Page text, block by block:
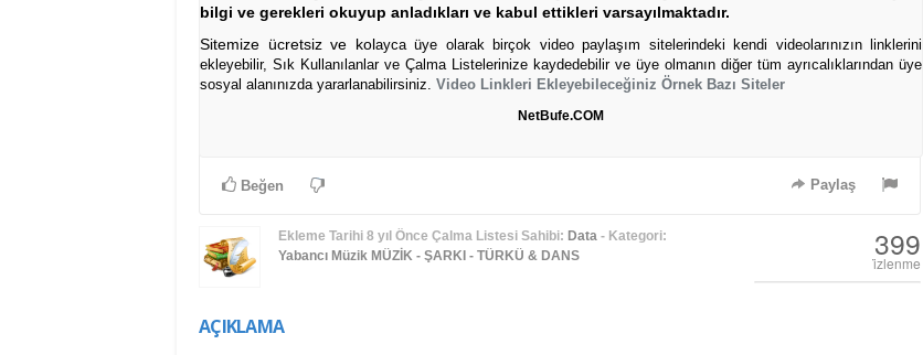
bilgi ve gerekleri okuyup anladıkları ve kabul ettikleri varsayılmaktadır.
Sitemize ücretsiz ve kolayca üye olarak birçok video paylaşım sitelerindeki kendi videolarınızın linklerini
ekleyebilir, Sık Kullanılanlar ve Çalma Listelerinize kaydedebilir ve üye olmanın diğer tüm ayrıcalıklarından üye
sosyal alanınızda yararlanabilirsiniz. Video Linkleri Ekleyebileceğiniz Örnek Bazı Siteler
NetBufe.COM
Beğen Paylaş
Ekleme Tarihi 8 yıl Önce Çalma Listesi Sahibi: Data- Kategori:
Yabancı Müzik MÜZİK - ŞARKI - TÜRKÜ & DANS 399
i̇zlenme
AÇIKLAMA